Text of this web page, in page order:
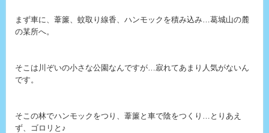
まず車に、葦簾、蚊取り線香、ハンモックを積み込み…葛城山の麓
の某所へ。
そこは川ぞいの小さな公園なんですが…寂れてあまり人気がないん
です。
そこの林でハンモックをつり、葦簾と車で陰をつくり…とりあえ
ず、ゴロリと♪